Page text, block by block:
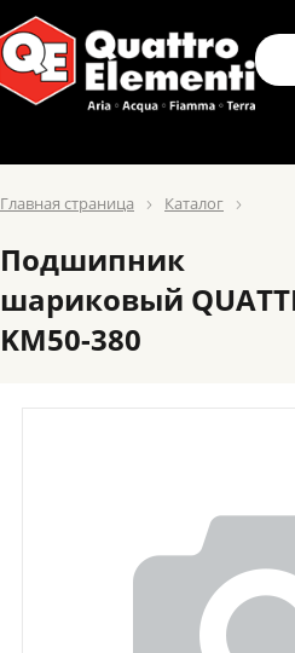
Главная страница Каталог
Подшипник
шариковый
KM50-380